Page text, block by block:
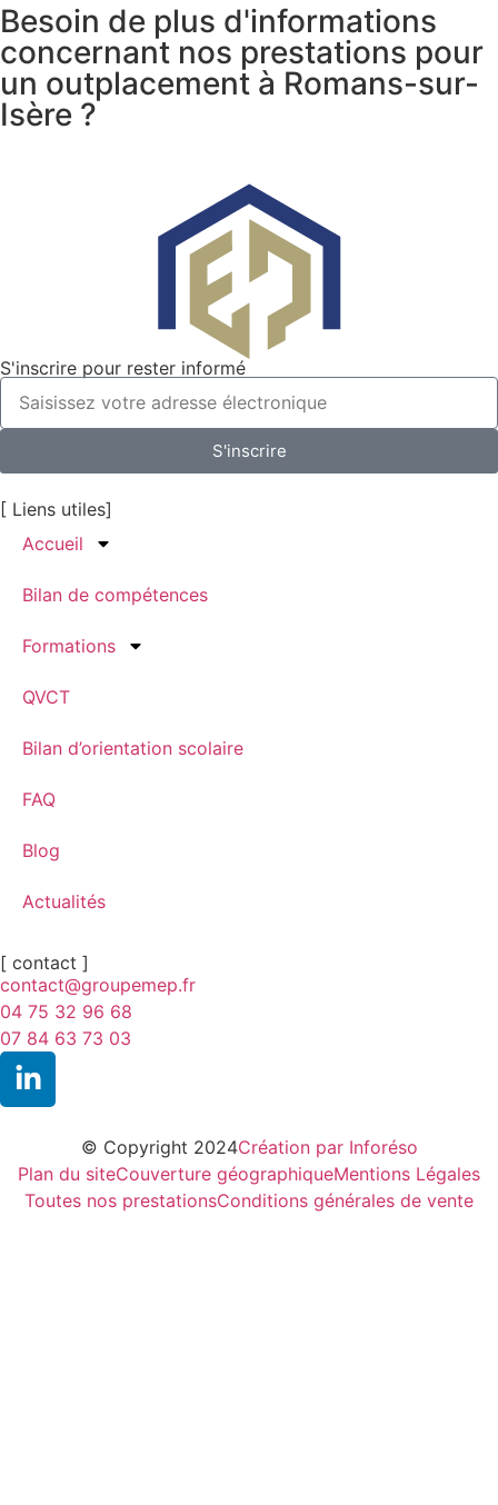
Besoin de plus d'informations
concernant nos prestations pour
un outplacement à Romans-sur-
Isère ?
S'inscrire pour rester informé
S'inscrire
[ Liens utiles]
Accueil
Bilan de compétences
Formations
QVCT
Bilan d’orientation scolaire
FAQ
Blog
Actualités
[ contact ]
contact@groupemep.fr
04 75 32 96 68
07 84 63 73 03
© Copyright 2024Création par Inforéso
Plan du siteCouverture géographiqueMentions Légales
Toutes nos prestationsConditions générales de vente